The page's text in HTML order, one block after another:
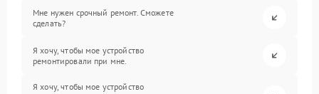
Мне нужен срочный ремонт. Сможете
сделать?
Я хочу, чтобы мое устройство
ремонтировали при мне.
Я хочу, чтобы мое устройство